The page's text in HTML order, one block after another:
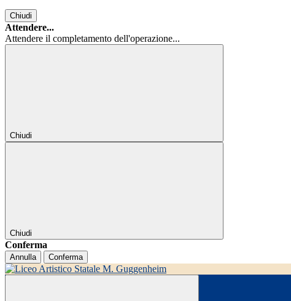
Chiudi
Attendere...
Attendere il completamento dell'operazione...
Chiudi
Chiudi
Conferma
Annulla Conferma